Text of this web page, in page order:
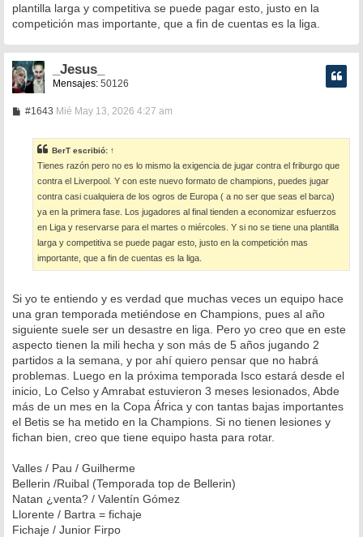
plantilla larga y competitiva se puede pagar esto, justo en la
competición mas importante, que a fin de cuentas es la liga.
_Jesus_
Mensajes: 50126
#1643M
a
j
e
Mié May 13, 2026 4:27 am
BerT escribió: ↑
Tienes razón pero no es lo mismo la exigencia de jugar contra el friburgo que
contra el Liverpool. Y con este nuevo formato de champions, puedes jugar
contra casi cualquiera de los ogros de Europa ( a no ser que seas el barca)
ya en la primera fase. Los jugadores al final tienden a economizar esfuerzos
en Liga y reservarse para el martes o miércoles. Y si no se tiene una plantilla
larga y competitiva se puede pagar esto, justo en la competición mas
importante, que a fin de cuentas es la liga.
Si yo te entiendo y es verdad que muchas veces un equipo hace
una gran temporada metiéndose en Champions, pues al año
siguiente suele ser un desastre en liga. Pero yo creo que en este
aspecto tienen la mili hecha y son más de 5 años jugando 2
partidos a la semana, y por ahí quiero pensar que no habrá
problemas. Luego en la próxima temporada Isco estará desde el
inicio, Lo Celso y Amrabat estuvieron 3 meses lesionados, Abde
más de un mes en la Copa África y con tantas bajas importantes
el Betis se ha metido en la Champions. Si no tienen lesiones y
fichan bien, creo que tiene equipo hasta para rotar.
Valles / Pau / Guilherme
Bellerin /Ruibal (Temporada top de Bellerin)
Natan ¿venta? / Valentín Gómez
Llorente / Bartra = fichaje
Fichaje / Junior Firpo